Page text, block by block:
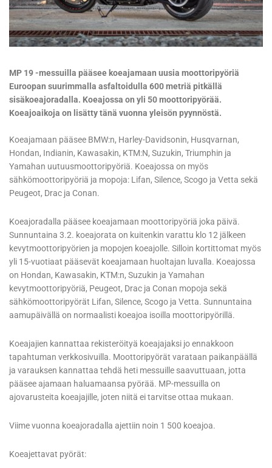
MP 19 -messuilla pääsee koeajamaan uusia moottoripyöriä
Euroopan suurimmalla asfaltoidulla 600 metriä pitkällä
sisäkoeajoradalla. Koeajossa on yli 50 moottoripyörää.
Koeajoaikoja on lisätty tänä vuonna yleisön pyynnöstä.
Koeajamaan pääsee BMW:n, Harley-Davidsonin, Husqvarnan,
Hondan, Indianin, Kawasakin, KTM:N, Suzukin, Triumphin ja
Yamahan uutuusmoottoripyöriä. Koeajossa on myös
sähkömoottoripyöriä ja mopoja: Lifan, Silence, Scogo ja Vetta sekä
Peugeot, Drac ja Conan.
Koeajoradalla pääsee koeajamaan moottoripyöriä joka päivä.
Sunnuntaina 3.2. koeajorata on kuitenkin varattu klo 12 jälkeen
kevytmoottoripyörien ja mopojen koeajolle. Silloin kortittomat myös
yli 15-vuotiaat pääsevät koeajamaan huoltajan luvalla. Koeajossa
on Hondan, Kawasakin, KTM:n, Suzukin ja Yamahan
kevytmoottoripyöriä, Peugeot, Drac ja Conan mopoja sekä
sähkömoottoripyörät Lifan, Silence, Scogo ja Vetta. Sunnuntaina
aamupäivällä on normaalisti koeajoa isoilla moottoripyörillä.
Koeajajien kannattaa rekisteröityä koeajajaksi jo ennakkoon
tapahtuman verkkosivuilla. Moottoripyörät varataan paikanpäällä
ja varauksen kannattaa tehdä heti messuille saavuttuaan, jotta
pääsee ajamaan haluamaansa pyörää. MP-messuilla on
ajovarusteita koeajajille, joten niitä ei tarvitse ottaa mukaan.
Viime vuonna koeajoradalla ajettiin noin 1 500 koeajoa.
Koeajettavat pyörät: